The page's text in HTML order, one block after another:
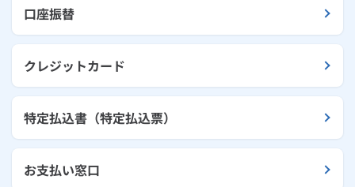
口座振替
クレジットカード
特定払込書（特定払込票）
お支払い窓口